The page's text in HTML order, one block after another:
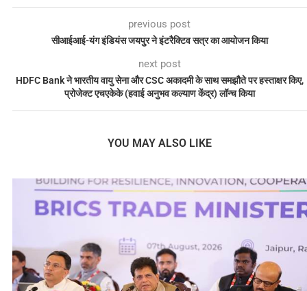
previous post
सीआईआई-यंग इंडियंस जयपुर ने इंटरैक्टिव सत्र का आयोजन किया
next post
HDFC Bank ने भारतीय वायु सेना और CSC अकादमी के साथ समझौते पर हस्ताक्षर किए,
प्रोजेक्ट एचएकेके (हवाई अनुभव कल्याण केंद्र) लॉन्च किया
YOU MAY ALSO LIKE